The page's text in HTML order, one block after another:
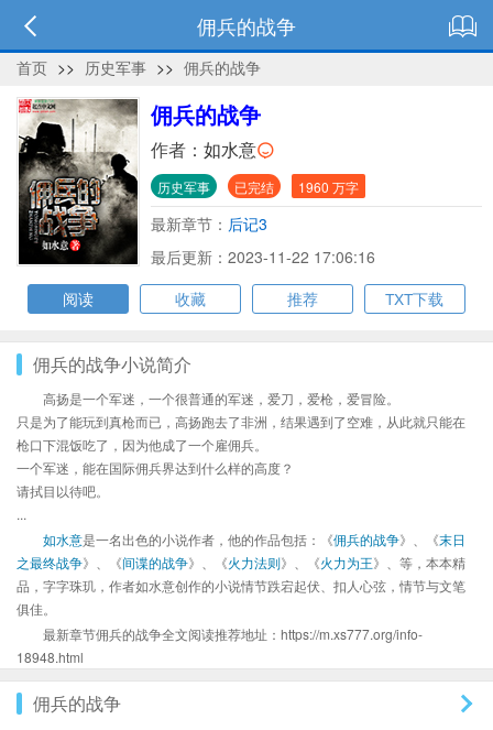
佣兵的战争
首页 >> 历史军事 >> 佣兵的战争
佣兵的战争
作者： 如水意
历史军事 已完结 1960 万字
最新章节： 后记3
最后更新：2023-11-22 17:06:16
阅读
收藏 推荐 TXT下载
佣兵的战争小说简介
高扬是一个军迷，一个很普通的军迷，爱刀，爱枪，爱冒险。
只是为了能玩到真枪而已，高扬跑去了非洲，结果遇到了空难，从此就只能在
枪口下混饭吃了，因为他成了一个雇佣兵。
一个军迷，能在国际佣兵界达到什么样的高度？
请拭目以待吧。
...
如水意是一名出色的小说作者，他的作品包括：《佣兵的战争》、《末日
之最终战争》、《间谍的战争》、《火力法则》、《火力为王》、等，本本精
品，字字珠玑，作者如水意创作的小说情节跌宕起伏、扣人心弦，情节与文笔
俱佳。
最新章节佣兵的战争全文阅读推荐地址：https://m.xs777.org/info-
18948.html
佣兵的战争